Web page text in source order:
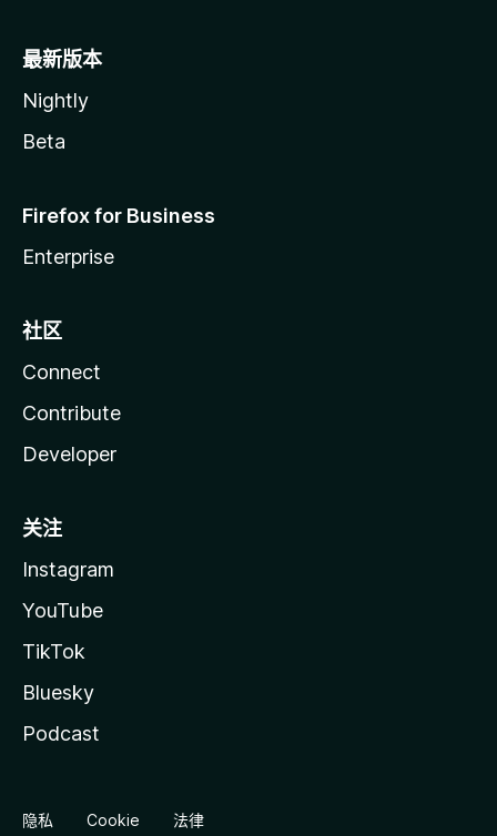
最新版本
Nightly
Beta
Firefox for Business
Enterprise
社区
Connect
Contribute
Developer
关注
Instagram
YouTube
TikTok
Bluesky
Podcast
隐私 Cookie 法律